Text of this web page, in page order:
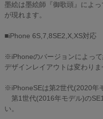
墨絵は墨絵師『御歌頭』によ
が現れます。
■iPhone 6S,7,8SE2,X,XS対応
※iPhoneのバージョンによっ
デザインレイアウトは変わりま
※iPhoneSEは第2世代(2020年
第1世代(2016年モデル)の
い。